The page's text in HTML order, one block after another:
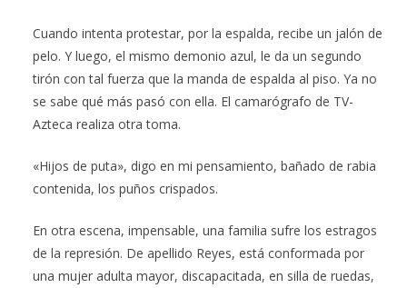
Cuando intenta protestar, por la espalda, recibe un jalón de
pelo. Y luego, el mismo demonio azul, le da un segundo
tirón con tal fuerza que la manda de espalda al piso. Ya no
se sabe qué más pasó con ella. El camarógrafo de TV-
Azteca realiza otra toma.
«Hijos de puta», digo en mi pensamiento, bañado de rabia
contenida, los puños crispados.
En otra escena, impensable, una familia sufre los estragos
de la represión. De apellido Reyes, está conformada por
una mujer adulta mayor, discapacitada, en silla de ruedas,